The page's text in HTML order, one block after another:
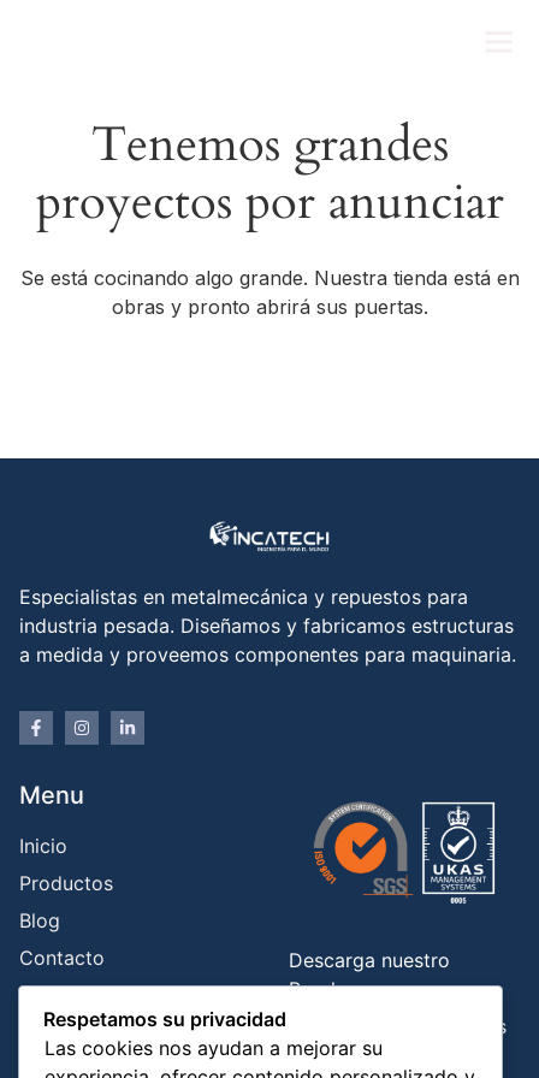
Tenemos grandes
proyectos por anunciar
Se está cocinando algo grande. Nuestra tienda está en
obras y pronto abrirá sus puertas.
Especialistas en metalmecánica y repuestos para
industria pesada. Diseñamos y fabricamos estructuras
a medida y proveemos componentes para maquinaria.
Menu
Inicio
Productos
Blog
Contacto
Descarga nuestro
Brochure
Libro de Reclamaciones
Respetamos su privacidad
Las cookies nos ayudan a mejorar su